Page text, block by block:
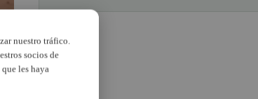
nuestro tráfico.
socios de
les haya